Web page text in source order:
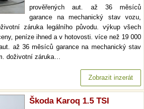
prověřených aut. až 36 měsíců
garance na mechanický stav vozu,
záruka legálního původu. výkup všech
peníze ihned a v hotovosti. více než 19 000
až 36 měsíců garance na mechanický stav
doživotní záruka…
Zobrazit inzerát
Škoda Karoq 1.5 TSI